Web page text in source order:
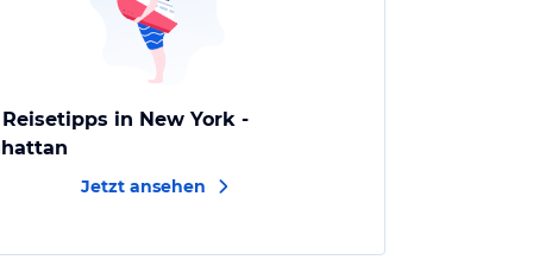
in New York -
Jetzt ansehen